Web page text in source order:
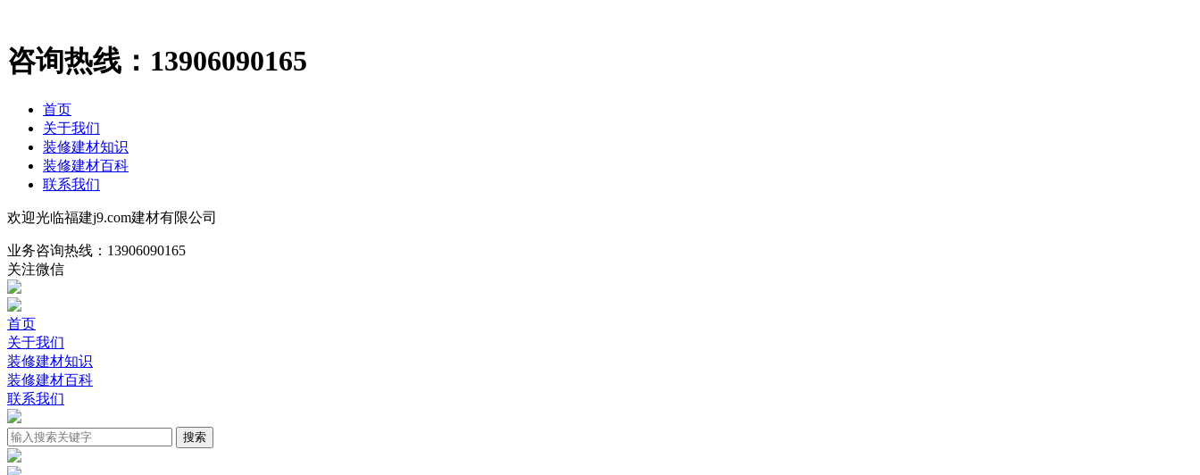
咨询热线： 13906090165
首页
关于我们
装修建材知识
装修建材百科
联系我们
欢迎光临福建j9.com建材有限公司
业务咨询热线： 13906090165
关注微信
首页
关于我们
装修建材知识
装修建材百科
联系我们